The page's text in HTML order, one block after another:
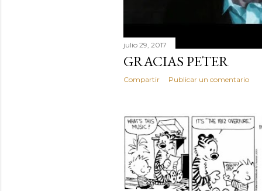
julio 29, 2017
GRACIAS PETER
Compartir Publicar un comentario